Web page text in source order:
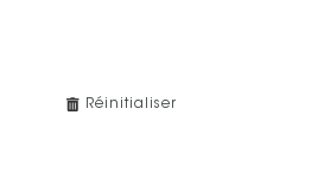
Réinitialiser